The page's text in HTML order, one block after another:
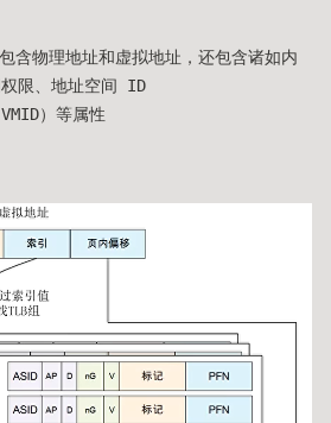
含物理地址和虚拟地址，还包含诸如内
限、地址空间 ID
）等属性